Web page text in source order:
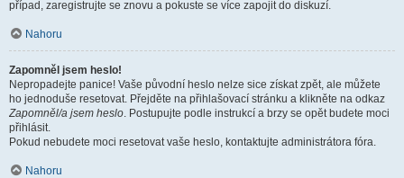
případ, zaregistrujte se znovu a pokuste se více zapojit do diskuzí.
Nahoru
Zapomněl jsem heslo!
Nepropadejte panice! Vaše původní heslo nelze sice získat zpět, ale můžete
ho jednoduše resetovat. Přejděte na přihlašovací stránku a klikněte na odkaz
Zapomněl/a jsem heslo. Postupujte podle instrukcí a brzy se opět budete moci
přihlásit.
Pokud nebudete moci resetovat vaše heslo, kontaktujte administrátora fóra.
Nahoru